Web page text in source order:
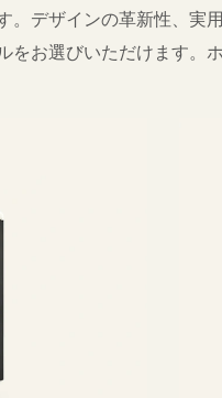
。デザインの革新性、実
をお選びいただけます。